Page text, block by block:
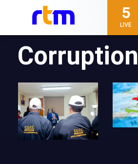
5
LIVE
Corruption